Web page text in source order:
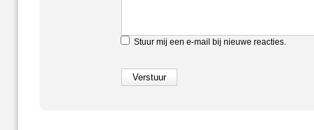
Stuur mij een e-mail bij nieuwe reacties.